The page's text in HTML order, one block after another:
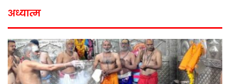
अध्यात्म